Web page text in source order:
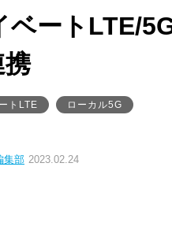
ベートLTE/
トLTE ローカル5G
集部 2023.02.24